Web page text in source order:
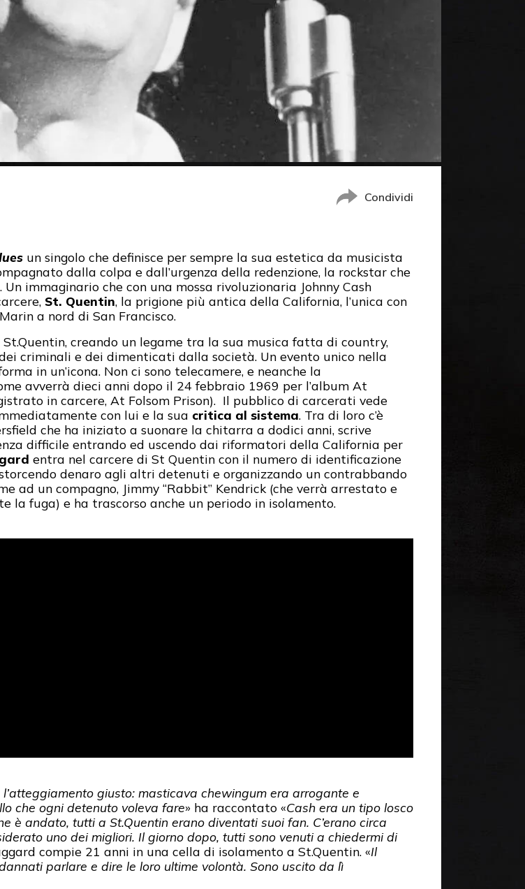
Condividi
un singolo che definisce per sempre la sua estetica da musicista
dalla colpa e dall’urgenza della redenzione, la rockstar che
immaginario che con una mossa rivoluzionaria Johnny Cash
St. Quentin, la prigione più antica della California, l’unica con
a nord di San Francisco.
creando un legame tra la sua musica fatta di country,
criminali e dei dimenticati dalla società. Un evento unico nella
in un’icona. Non ci sono telecamere, e neanche la
avverrà dieci anni dopo il 24 febbraio 1969 per l’album At
in carcere, At Folsom Prison). Il pubblico di carcerati vede
con lui e la sua critica al sistema. Tra di loro c’è
che ha iniziato a suonare la chitarra a dodici anni, scrive
difficile entrando ed uscendo dai riformatori della California per
entra nel carcere di St Quentin con il numero di identificazione
denaro agli altri detenuti e organizzando un contrabbando
ad un compagno, Jimmy “Rabbit” Kendrick (che verrà arrestato e
fuga) e ha trascorso anche un periodo in isolamento.
giusto: masticava chewingum era arrogante e
che ogni detenuto voleva fare» ha raccontato «Cash era un tipo losco
è andato, tutti a St.Quentin erano diventati suoi fan. C’erano circa
uno dei migliori. Il giorno dopo, tutti sono venuti a chiedermi di
compie 21 anni in una cella di isolamento a St.Quentin. «Il
parlare e dire le loro ultime volontà. Sono uscito da lì